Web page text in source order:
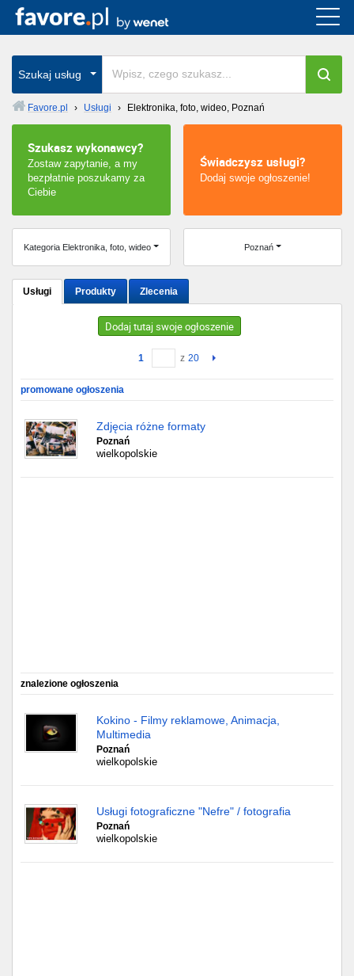
Szukaj usług
Favore.pl › Usługi › Elektronika, foto, wideo, Poznań
Szukasz wykonawcy?
Zostaw zapytanie, a my
bezpłatnie poszukamy za
Ciebie
Świadczysz usługi?
Dodaj swoje ogłoszenie!
Kategoria Elektronika, foto, wideo Poznań
Usługi Produkty Zlecenia
Dodaj tutaj swoje ogłoszenie
1 z 20
promowane ogłoszenia
Zdjęcia różne formaty
Poznań
wielkopolskie
znalezione ogłoszenia
Kokino - Filmy reklamowe, Animacja,
Multimedia
Poznań
wielkopolskie
Usługi fotograficzne "Nefre" / fotografia
Poznań
wielkopolskie
Cała Polska
wszystkie w całym kraju
Warszawa
Wrocław
Poznań
Łódź
Gdańsk
Chorzów
Lublin
Kielce
Częstochowa
Toruń
Sosnowiec